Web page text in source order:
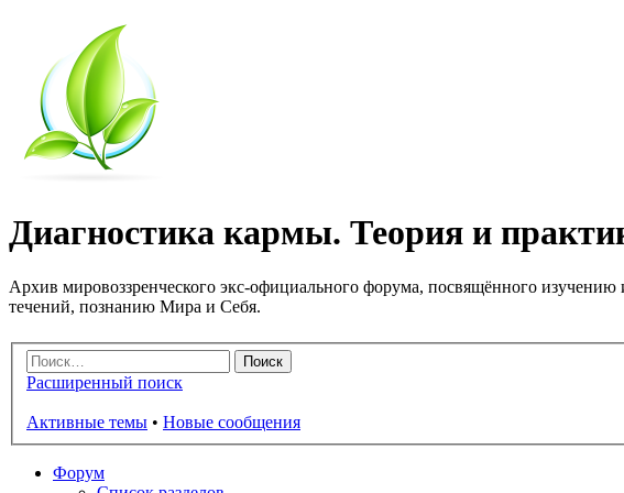
Диагностика кармы. Теория и
Архив мировоззренческого экс-официального форума, посвящённого
течений, познанию Мира и Себя.
Расширенный поиск
Активные темы • Новые сообщения
Форум